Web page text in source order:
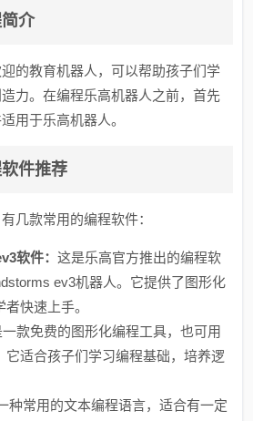
介
的教育机器人，可以帮助孩子们学
力。在编程乐高机器人之前，首先
用于乐高机器人。
件推荐
几款常用的编程软件：
软件：这是乐高官方推出的编程软
ev3机器人。它提供了图形化
快速上手。
款免费的图形化编程工具，也可用
它适合孩子们学习编程基础，培养逻
种常用的文本编程语言，适合有一定